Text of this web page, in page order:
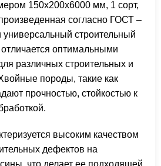
150х200х6000 мм, 1 сорт,
согласно ГОСТ –
универсальный строительный
оптимальными
различных строительных и
породы, такие как
прочностью, стойкостью к
высоким качеством
дефектов на
что делает ее подходящей